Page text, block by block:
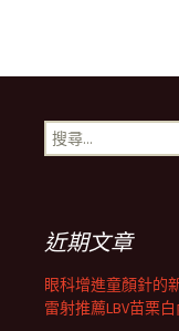
搜
尋
近期文章
眼科增進童顏針的
雷射推薦LBV苗栗